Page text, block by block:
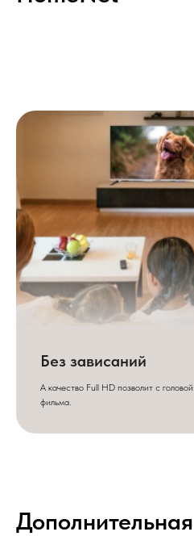
Без зависаний
А качество Full HD позволит с
фильма.